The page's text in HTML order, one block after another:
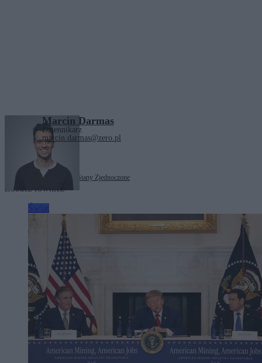
Marcin Darmas
Dziennikarz
marcin.darmas@zero.pl
Tagi: Donald Trump Iran Stany Zjednoczone
Zobacz również